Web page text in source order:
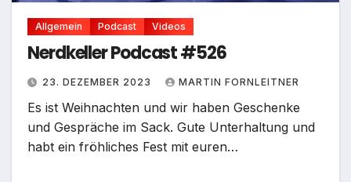
Allgemein Podcast Videos
Nerdkeller Podcast #526
23. DEZEMBER 2023 MARTIN FORNLEITNER
Es ist Weihnachten und wir haben Geschenke
und Gespräche im Sack. Gute Unterhaltung und
habt ein fröhliches Fest mit euren…